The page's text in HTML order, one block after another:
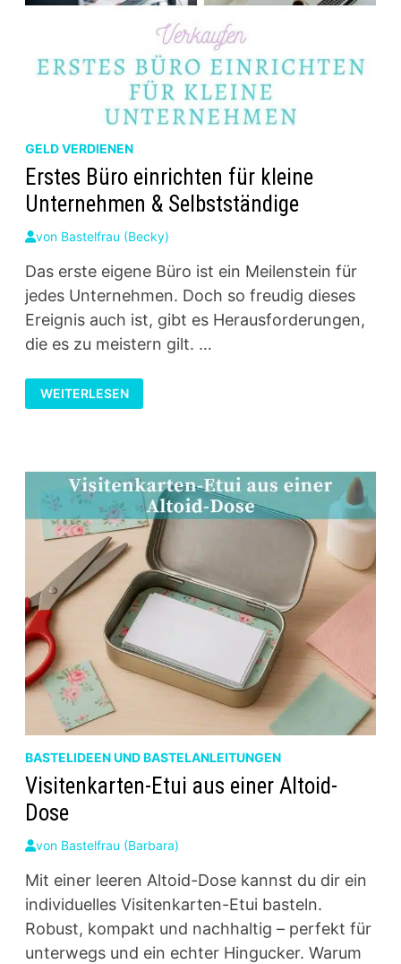
GELD VERDIENEN
Erstes Büro einrichten für kleine
Unternehmen & Selbstständige
von Bastelfrau (Becky)
Das erste eigene Büro ist ein Meilenstein für
jedes Unternehmen. Doch so freudig dieses
Ereignis auch ist, gibt es Herausforderungen,
die es zu meistern gilt. …
ERSTES
BÜRO
EINRICHTEN
SELBSTSTÄNDIGE
WEITERLESEN
BASTELIDEEN UND BASTELANLEITUNGEN
Visitenkarten-Etui aus einer Altoid-
Dose
von Bastelfrau (Barbara)
Mit einer leeren Altoid-Dose kannst du dir ein
individuelles Visitenkarten-Etui basteln.
Robust, kompakt und nachhaltig – perfekt für
unterwegs und ein echter Hingucker. Warum